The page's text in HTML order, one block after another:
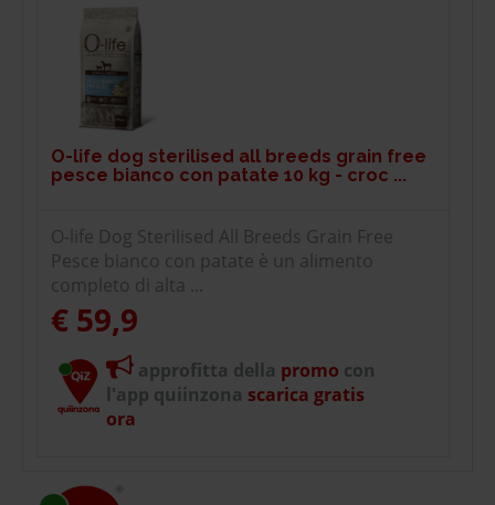
O-life dog sterilised all breeds grain free
pesce bianco con patate 10 kg - croc ...
O-life Dog Sterilised All Breeds Grain Free
Pesce bianco con patate è un alimento
completo di alta ...
€ 59,9
approfitta della promo con
l'app quiinzona scarica gratis
ora